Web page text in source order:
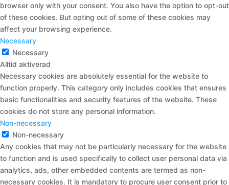
browser only with your consent. You also have the option to opt-out
of these cookies. But opting out of some of these cookies may
affect your browsing experience.
Necessary
Necessary
Alltid aktiverad
Necessary cookies are absolutely essential for the website to
function properly. This category only includes cookies that ensures
basic functionalities and security features of the website. These
cookies do not store any personal information.
Non-necessary
Non-necessary
Any cookies that may not be particularly necessary for the website
to function and is used specifically to collect user personal data via
analytics, ads, other embedded contents are termed as non-
necessary cookies. It is mandatory to procure user consent prior to